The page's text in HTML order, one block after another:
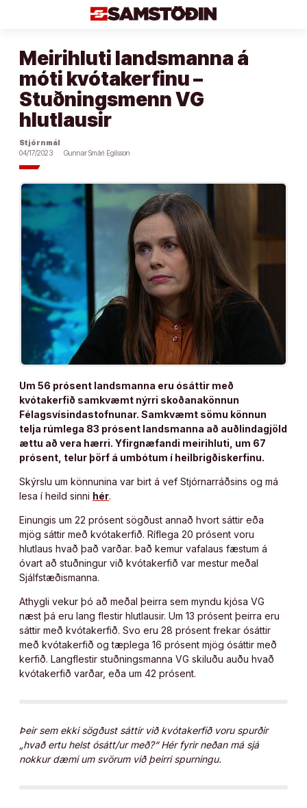
Meirihluti landsmanna á
móti kvótakerfinu –
Stuðningsmenn VG
hlutlausir
Stjórnmál
04/17/2023
Gunnar Smári Egilsson
Um 56 prósent landsmanna eru ósáttir með
kvótakerfið samkvæmt nýrri skoðanakönnun
Félagsvísindastofnunar. Samkvæmt sömu könnun
telja rúmlega 83 prósent landsmanna að auðlindagjöld
ættu að vera hærri. Yfirgnæfandi meirihluti, um 67
prósent, telur þörf á umbótum í heilbrigðiskerfinu.
Skýrslu um könnunina var birt á vef Stjórnarráðsins og má
lesa í heild sinni hér.
Einungis um 22 prósent sögðust annað hvort sáttir eða
mjög sáttir með kvótakerfið. Ríflega 20 prósent voru
hlutlaus hvað það varðar. Það kemur vafalaus fæstum á
óvart að stuðningur við kvótakerfið var mestur meðal
Sjálfstæðismanna.
Athygli vekur þó að meðal þeirra sem myndu kjósa VG
næst þá eru lang flestir hlutlausir. Um 13 prósent þeirra eru
sáttir með kvótakerfið. Svo eru 28 prósent frekar ósáttir
með kvótakerfið og tæplega 16 prósent mjög ósáttir með
kerfið. Langflestir stuðningsmanna VG skiluðu auðu hvað
kvótakerfið varðar, eða um 42 prósent.
Þeir sem ekki sögðust sáttir við kvótakerfið voru spurðir
„hvað ertu helst ósátt/ur með?“ Hér fyrir neðan má sjá
nokkur dæmi um svörum við þeirri spurningu.